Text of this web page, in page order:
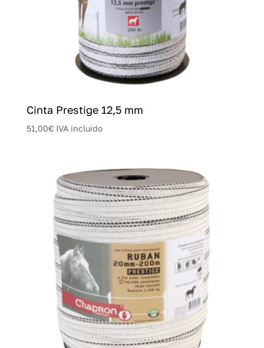
Cinta Prestige 12,5 mm
51,00€ IVA incluido